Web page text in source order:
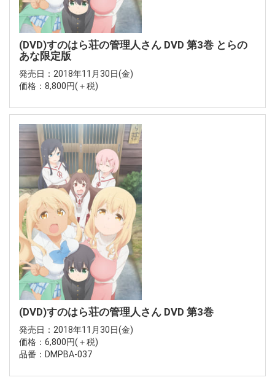
(DVD)すのはら荘の管理人さん DVD 第3巻 とらの
あな限定版
発売日：2018年11月30日(金)
価格：8,800円(＋税)
(DVD)すのはら荘の管理人さん DVD 第3巻
発売日：2018年11月30日(金)
価格：6,800円(＋税)
品番：DMPBA-037